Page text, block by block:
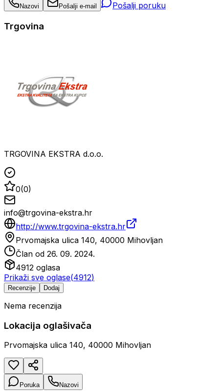
Nazovi Pošalji e-mail Pošalji poruku
Trgovina
TRGOVINA EKSTRA d.o.o.
0(0)
info@trgovina-ekstra.hr
http://www.trgovina-ekstra.hr
Prvomajska ulica 140, 40000 Mihovljan
Član od 26. 09. 2024.
4912 oglasa
Prikaži sve oglase(4912)
Recenzije Dodaj
Nema recenzija
Lokacija oglašivača
Prvomajska ulica 140, 40000 Mihovljan
Poruka Nazovi